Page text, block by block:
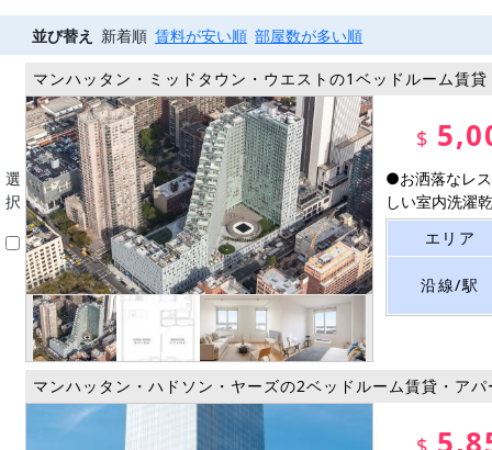
並び替え 新着順 賃料が安い順 部屋数が多い順
選
択
マンハッタン・ミッドタウン・ウエストの1ベッドルーム賃
$
●お洒落なレ
しい室内洗濯
エリア
沿線/駅
マンハッタン・ハドソン・ヤーズの2ベッドルーム賃貸・ア